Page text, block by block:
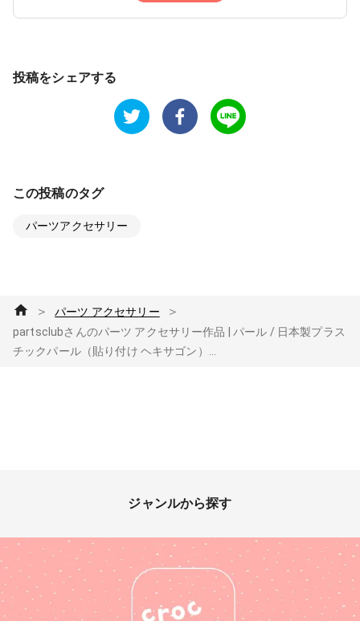
投稿をシェアする
この投稿のタグ
パーツアクセサリー
＞ パーツ アクセサリー ＞
partsclubさんのパーツ アクセサリー作品 | パール / 日本製プラス
チックパール（貼り付け ヘキサゴン）...
ジャンルから探す